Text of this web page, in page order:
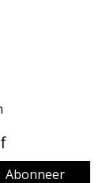
Abonneer